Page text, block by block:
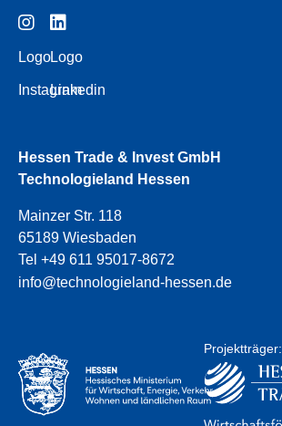
Logo
Instagram
Logo
Linkedin
Hessen Trade & Invest GmbH
Technologieland Hessen
Mainzer Str. 118
65189 Wiesbaden
Tel +49 611 95017-8672
info@technologieland-hessen.de
Projektträger: